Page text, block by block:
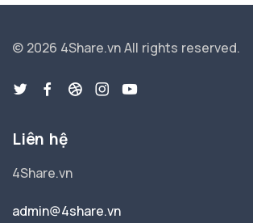
© 2026 4Share.vnAll rights reserved.
Liên hệ
4Share.vn
admin@4share.vn